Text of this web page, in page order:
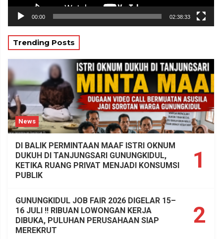
00:00 02:38:33
Trending Posts
News
1
DI BALIK PERMINTAAN MAAF ISTRI OKNUM
DUKUH DI TANJUNGSARI GUNUNGKIDUL,
KETIKA RUANG PRIVAT MENJADI KONSUMSI
PUBLIK
2
GUNUNGKIDUL JOB FAIR 2026 DIGELAR 15–
16 JULI !! RIBUAN LOWONGAN KERJA
DIBUKA, PULUHAN PERUSAHAAN SIAP
MEREKRUT